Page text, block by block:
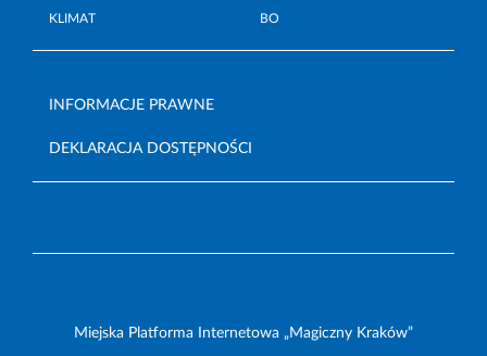
KLIMAT BO
INFORMACJE PRAWNE
DEKLARACJA DOSTĘPNOŚCI
Miejska Platforma Internetowa „Magiczny Kraków”